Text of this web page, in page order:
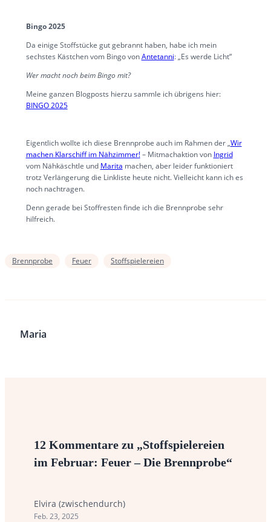
Bingo 2025
Da einige Stoffstücke gut gebrannt haben, habe ich mein
sechstes Kästchen vom Bingo vonAntetanni: „Es werde Licht“
Wer macht noch beim Bingo mit?
Meine ganzen Blogposts hierzu sammle ich übrigens hier:
BINGO 2025
Eigentlich wollte ich diese Brennprobe auch im Rahmen der „Wir
machen Klarschiff im Nähzimmer!– Mitmachaktion von Ingrid
vom Nähkäschtle und Marita machen, aber leider funktioniert
trotz Verlängerung die Linkliste heute nicht. Vielleicht kann ich es
noch nachtragen.
Denn gerade bei Stoffresten finde ich die Brennprobe sehr
hilfreich.
Brennprobe Feuer Stoffspielereien
Maria
12 Kommentare zu „Stoffspielereien
im Februar: Feuer – Die Brennprobe“
Elvira (zwischendurch)
Feb. 23, 2025